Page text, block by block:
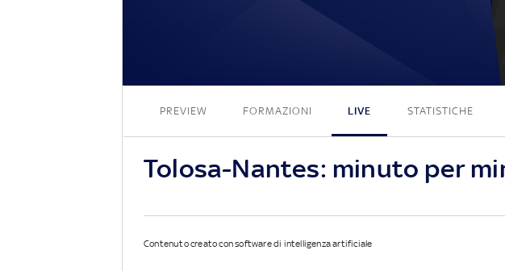
PREVIEW FORMAZIONI LIVE STATISTICHE
Tolosa-Nantes: minuto per
Contenuto creato con software di intelligenza artificiale